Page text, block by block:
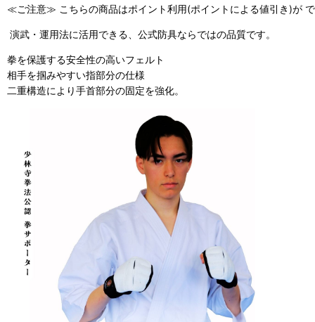
≪ご注意≫ こちらの商品はポイント利用(ポイントによる値引き)が で
演武・運用法に活用できる、公式防具ならではの品質です。
拳を保護する安全性の高いフェルト
相手を掴みやすい指部分の仕様
二重構造により手首部分の固定を強化。